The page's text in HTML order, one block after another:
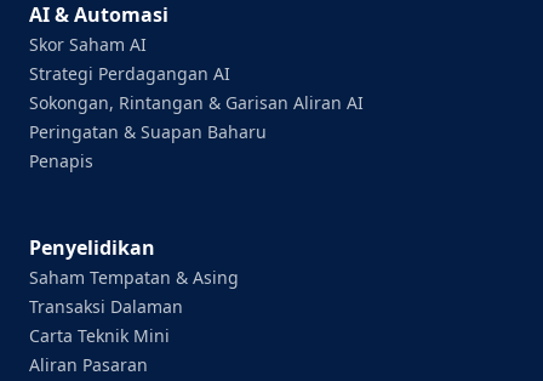
AI & Automasi
Skor Saham AI
Strategi Perdagangan AI
Sokongan, Rintangan & Garisan Aliran AI
Peringatan & Suapan Baharu
Penapis
Penyelidikan
Saham Tempatan & Asing
Transaksi Dalaman
Carta Teknik Mini
Aliran Pasaran